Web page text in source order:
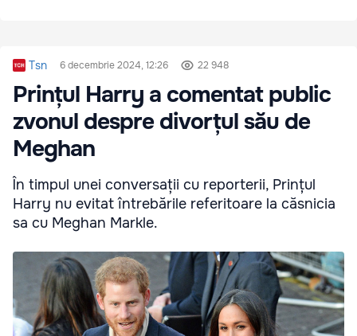
Tsn 6 decembrie 2024, 12:26 22 948
Prințul Harry a comentat public
zvonul despre divorțul său de
Meghan
În timpul unei conversații cu reporterii, Prințul
Harry nu evitat întrebările referitoare la căsnicia
sa cu Meghan Markle.